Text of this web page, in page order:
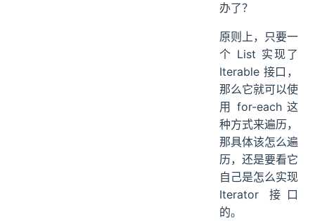
办了？
原则上，只要一
个 List 实现了
Iterable 接口，
那么它就可以使
用 for-each 这
种方式来遍历，
那具体该怎么遍
历，还是要看它
自己是怎么实现
Iterator 接口
的。